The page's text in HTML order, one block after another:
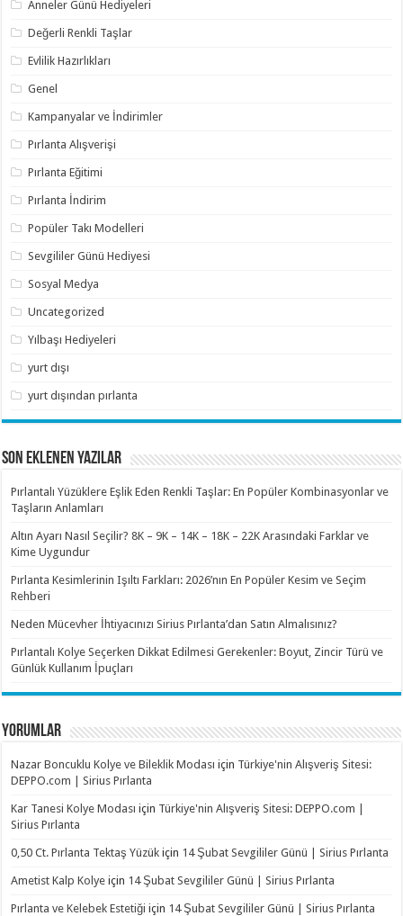
Anneler Günü Hediyeleri
Değerli Renkli Taşlar
Evlilik Hazırlıkları
Genel
Kampanyalar ve İndirimler
Pırlanta Alışverişi
Pırlanta Eğitimi
Pırlanta İndirim
Popüler Takı Modelleri
Sevgililer Günü Hediyesi
Sosyal Medya
Uncategorized
Yılbaşı Hediyeleri
yurt dışı
yurt dışından pırlanta
SON EKLENEN YAZILAR
Pırlantalı Yüzüklere Eşlik Eden Renkli Taşlar: En Popüler Kombinasyonlar ve
Taşların Anlamları
Altın Ayarı Nasıl Seçilir? 8K – 9K – 14K – 18K – 22K Arasındaki Farklar ve
Kime Uygundur
Pırlanta Kesimlerinin Işıltı Farkları: 2026’nın En Popüler Kesim ve Seçim
Rehberi
Neden Mücevher İhtiyacınızı Sirius Pırlanta’dan Satın Almalısınız?
Pırlantalı Kolye Seçerken Dikkat Edilmesi Gerekenler: Boyut, Zincir Türü ve
Günlük Kullanım İpuçları
YORUMLAR
Nazar Boncuklu Kolye ve Bileklik Modası için Türkiye'nin Alışveriş Sitesi:
DEPPO.com | Sirius Pırlanta
Kar Tanesi Kolye Modası için Türkiye'nin Alışveriş Sitesi: DEPPO.com |
Sirius Pırlanta
0,50 Ct. Pırlanta Tektaş Yüzük için 14 Şubat Sevgililer Günü | Sirius Pırlanta
Ametist Kalp Kolye için 14 Şubat Sevgililer Günü | Sirius Pırlanta
Pırlanta ve Kelebek Estetiği için 14 Şubat Sevgililer Günü | Sirius Pırlanta